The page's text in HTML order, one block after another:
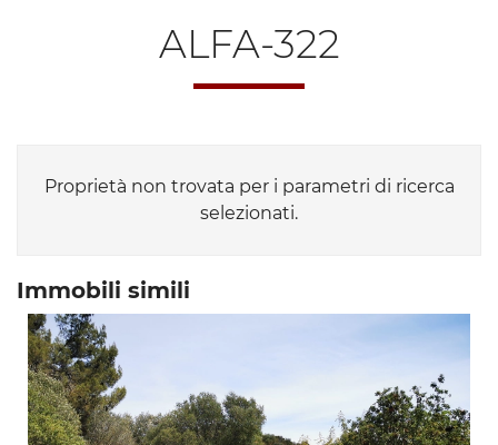
ALFA-322
Proprietà non trovata per i parametri di ricerca
selezionati.
Immobili simili